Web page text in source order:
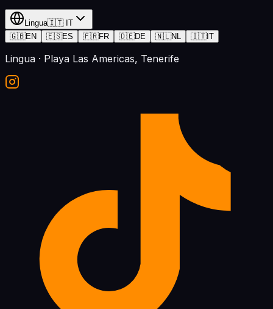
Lingua🇮🇹 IT
🇬🇧EN 🇪🇸ES 🇫🇷FR 🇩🇪DE 🇳🇱NL 🇮🇹IT
Lingua · Playa Las Americas, Tenerife